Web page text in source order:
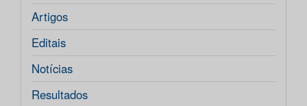
Artigos
Editais
Notícias
Resultados